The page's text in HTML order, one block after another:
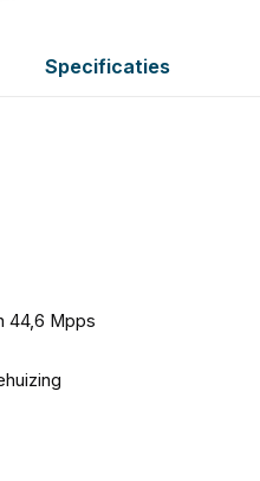
Specificaties
44,6 Mpps